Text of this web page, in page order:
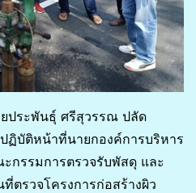
ประพันธ์ุ ศรีสุวรรณ ปลัด
ฏิบัติหน้าที่นายกองค์การบริหาร
กรรมการตรวจรับพัสดุ และ
ตรวจโครงการก่อสร้างผิว